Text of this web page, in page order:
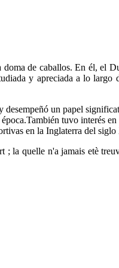
de caballos. En él, el
y apreciada a lo largo
un papel
tuvo interés
en la Inglaterra del
la quelle n'a jamais etè